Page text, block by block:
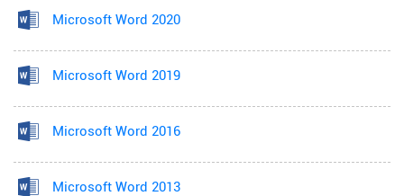
Microsoft Word 2020
Microsoft Word 2019
Microsoft Word 2016
Microsoft Word 2013